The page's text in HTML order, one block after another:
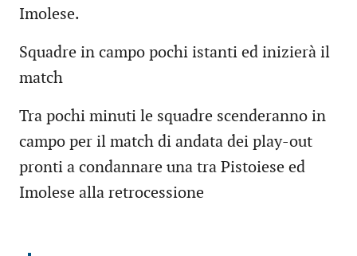
Imolese.
Squadre in campo pochi istanti ed inizierà il
match
Tra pochi minuti le squadre scenderanno in
campo per il match di andata dei play-out
pronti a condannare una tra Pistoiese ed
Imolese alla retrocessione